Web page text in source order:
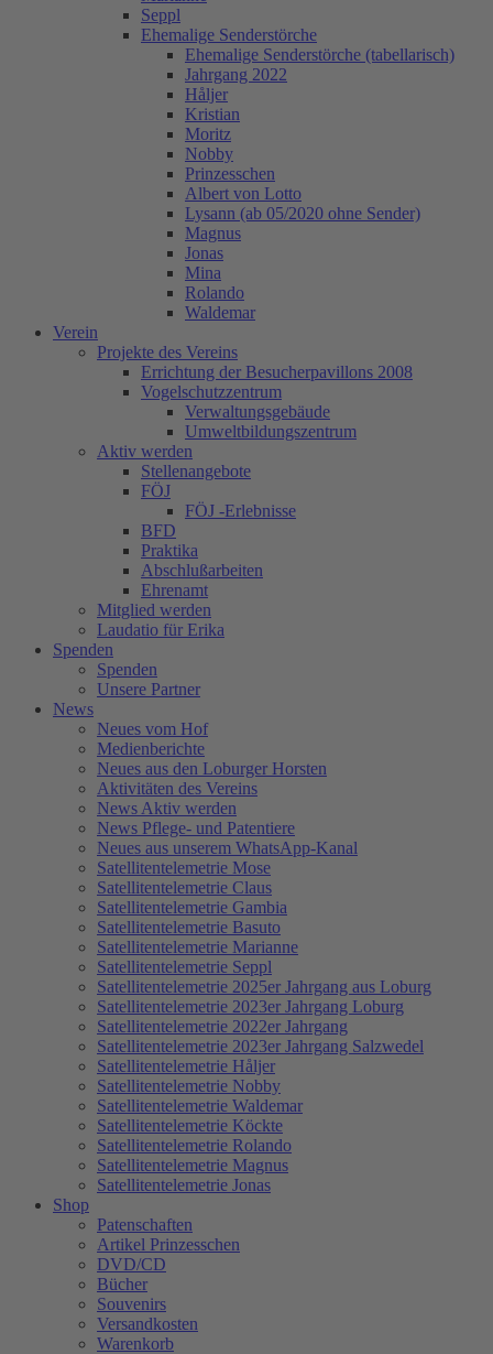
Seppl
Ehemalige Senderstörche
Ehemalige Senderstörche (tabellarisch)
Jahrgang 2022
Håljer
Kristian
Moritz
Nobby
Prinzesschen
Albert von Lotto
Lysann (ab 05/2020 ohne Sender)
Magnus
Jonas
Mina
Rolando
Waldemar
Verein
Projekte des Vereins
Errichtung der Besucherpavillons 2008
Vogelschutzzentrum
Verwaltungsgebäude
Umweltbildungszentrum
Aktiv werden
Stellenangebote
FÖJ
FÖJ -Erlebnisse
BFD
Praktika
Abschlußarbeiten
Ehrenamt
Mitglied werden
Laudatio für Erika
Spenden
Spenden
Unsere Partner
News
Neues vom Hof
Medienberichte
Neues aus den Loburger Horsten
Aktivitäten des Vereins
News Aktiv werden
News Pflege- und Patentiere
Neues aus unserem WhatsApp-Kanal
Satellitentelemetrie Mose
Satellitentelemetrie Claus
Satellitentelemetrie Gambia
Satellitentelemetrie Basuto
Satellitentelemetrie Marianne
Satellitentelemetrie Seppl
Satellitentelemetrie 2025er Jahrgang aus Loburg
Satellitentelemetrie 2023er Jahrgang Loburg
Satellitentelemetrie 2022er Jahrgang
Satellitentelemetrie 2023er Jahrgang Salzwedel
Satellitentelemetrie Håljer
Satellitentelemetrie Nobby
Satellitentelemetrie Waldemar
Satellitentelemetrie Köckte
Satellitentelemetrie Rolando
Satellitentelemetrie Magnus
Satellitentelemetrie Jonas
Shop
Patenschaften
Artikel Prinzesschen
DVD/CD
Bücher
Souvenirs
Versandkosten
Warenkorb